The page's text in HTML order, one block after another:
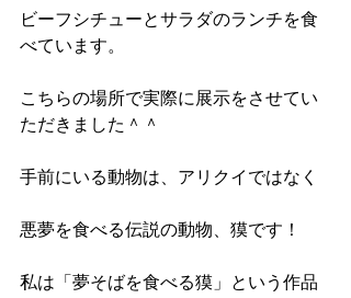
ビーフシチューとサラダのランチを食
べています。
こちらの場所で実際に展示をさせてい
ただきました＾＾
手前にいる動物は、アリクイではなく
悪夢を食べる伝説の動物、獏です！
私は「夢そばを食べる獏」という作品